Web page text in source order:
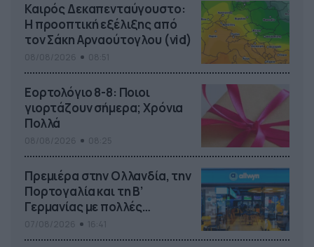
Καιρός Δεκαπενταύγουστο:
Η προοπτική εξέλιξης από
τον Σάκη Αρναούτογλου (vid)
Εορτολόγιο 8-8: Ποιοι
γιορτάζουν σήμερα; Χρόνια
Πολλά
Πρεμιέρα στην Ολλανδία, την
Πορτογαλία και τη Β’
Γερμανίας με πολλές
στοιχηματικές επιλογές από
το ΠΑΜΕ ΣΤΟΙΧΗΜΑ